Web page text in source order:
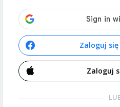
Zaloguj
Zaloguj